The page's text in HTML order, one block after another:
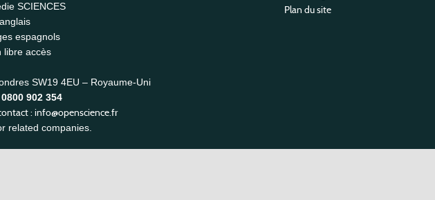
SCIENCES
espagnols
accès
SW19 4EU – Royaume-Uni
0800 902 354
: info@openscience.fr
related companies.
Plan du site